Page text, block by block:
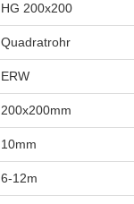
HG 200x200
Quadratrohr
ERW
200x200mm
10mm
6-12m